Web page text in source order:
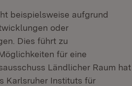
beispielsweise aufgrund
oder
Dies führt zu
für eine
Ländlicher Raum hat
Karlsruher Instituts für